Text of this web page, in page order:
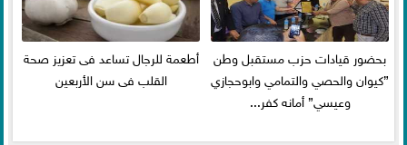
بحضور قيادات حزب مستقبل وطن
”كيوان والحصي والتمامي وابوحجازي
وعيسي” أمانه كفر...
أطعمة للرجال تساعد فى تعزيز صحة
القلب فى سن الأربعين